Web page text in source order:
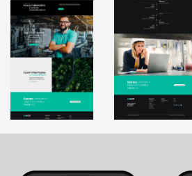
Blockchain
Intelligenza artificiale
Analisi predittiva
Chatbot e assistenti virtuali